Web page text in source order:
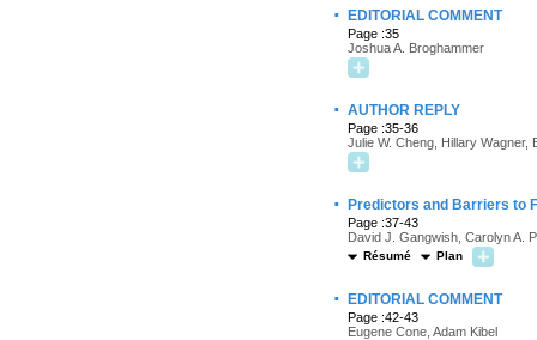
· EDITORIAL COMMENT
Page :35
Joshua A. Broghammer
· AUTHOR REPLY
Page :35-36
Julie W. Cheng, Hillary
· Predictors and Barriers to
Page :37-43
David J. Gangwish, Carolyn A.
Résumé Plan
· EDITORIAL COMMENT
Page :42-43
Eugene Cone, Adam Kibel